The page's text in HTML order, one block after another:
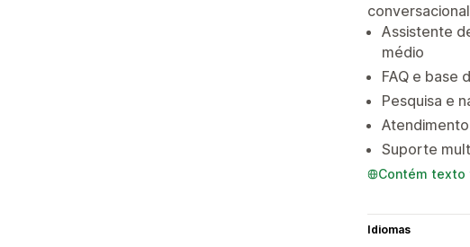
Assistente
médio
FAQ e base
Pesquisa e
Suporte
Contém texto
Idiomas